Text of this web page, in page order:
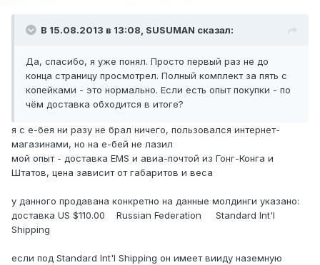
В 15.08.2013 в 13:08, SUSUMAN сказал:
Да, спасибо, я уже понял. Просто первый раз не до
конца страницу просмотрел. Полный комплект за пять с
копейками - это нормально. Если есть опыт покупки - по
чём доставка обходится в итоге?
я с е-бея ни разу не брал ничего, пользовался интернет-
магазинами, но на е-бей не лазил
мой опыт - доставка EMS и авиа-почтой из Гонг-Конга и
Штатов, цена зависит от габаритов и веса
у данного продавана конкретно на данные молдинги указано:
доставка US $110.00 Russian Federation Standard Int'l
Shipping
если под Standard Int'l Shipping он имеет вииду наземную